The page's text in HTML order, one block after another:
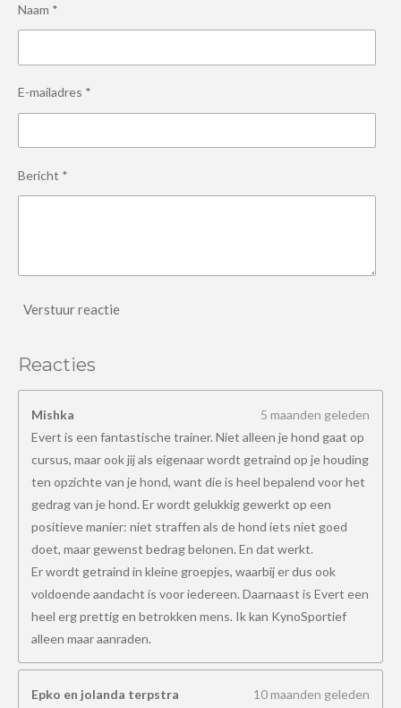
Naam *
E-mailadres *
Bericht *
Verstuur reactie
Reacties
Mishka
5 maanden geleden
Evert is een fantastische trainer. Niet alleen je hond gaat op
cursus, maar ook jij als eigenaar wordt getraind op je houding
ten opzichte van je hond, want die is heel bepalend voor het
gedrag van je hond. Er wordt gelukkig gewerkt op een
positieve manier: niet straffen als de hond iets niet goed
doet, maar gewenst bedrag belonen. En dat werkt.
Er wordt getraind in kleine groepjes, waarbij er dus ook
voldoende aandacht is voor iedereen. Daarnaast is Evert een
heel erg prettig en betrokken mens. Ik kan KynoSportief
alleen maar aanraden.
Epko en jolanda terpstra
10 maanden geleden